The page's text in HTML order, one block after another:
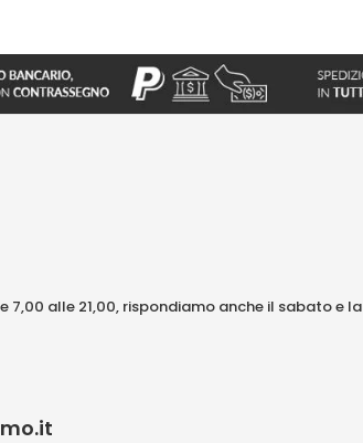
7,00 alle 21,00, rispondiamo anche il sabato e la